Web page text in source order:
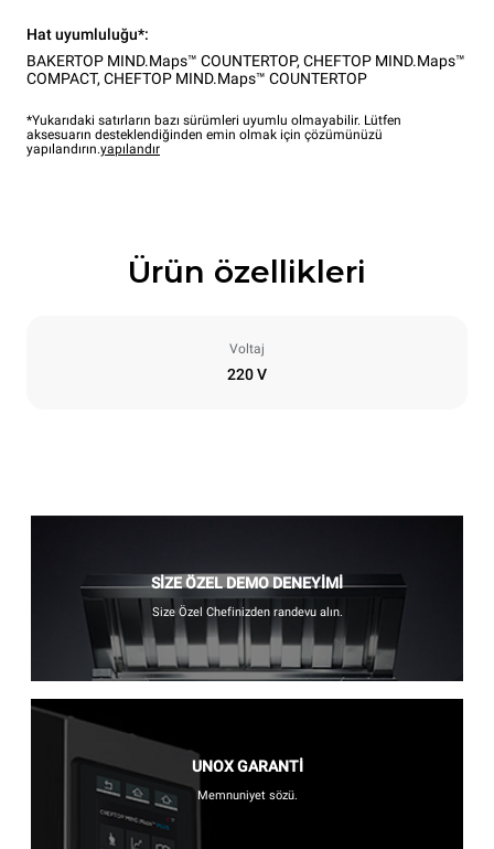
Hat uyumluluğu*:
BAKERTOP MIND.Maps™ COUNTERTOP, CHEFTOP MIND.Maps™
COMPACT, CHEFTOP MIND.Maps™ COUNTERTOP
*Yukarıdaki satırların bazı sürümleri uyumlu olmayabilir. Lütfen
aksesuarın desteklendiğinden emin olmak için çözümünüzü
yapılandırın.yapılandır
Ürün özellikleri
Voltaj
220 V
SİZE ÖZEL DEMO DENEYİMİ
Size Özel Chefinizden randevu alın.
UNOX GARANTİ
Memnuniyet sözü.